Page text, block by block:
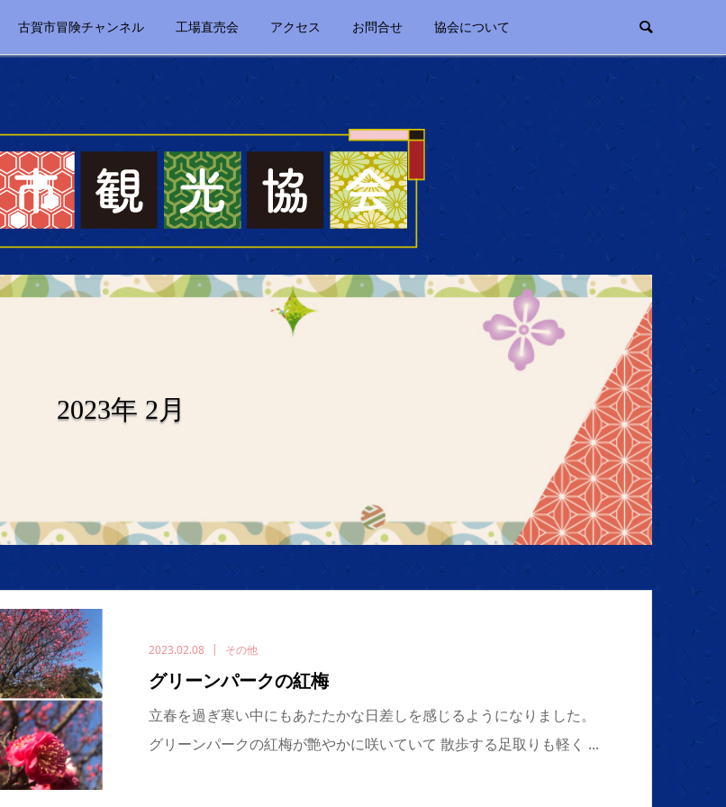
古賀市冒険チャンネル 工場直売会 アクセス お問合せ 協会について
2023年 2月
2023.02.08 その他
グリーンパークの紅梅
立春を過ぎ寒い中にもあたたかな日差しを感じるようになりました。
グリーンパークの紅梅が艶やかに咲いていて 散歩する足取りも軽く ...